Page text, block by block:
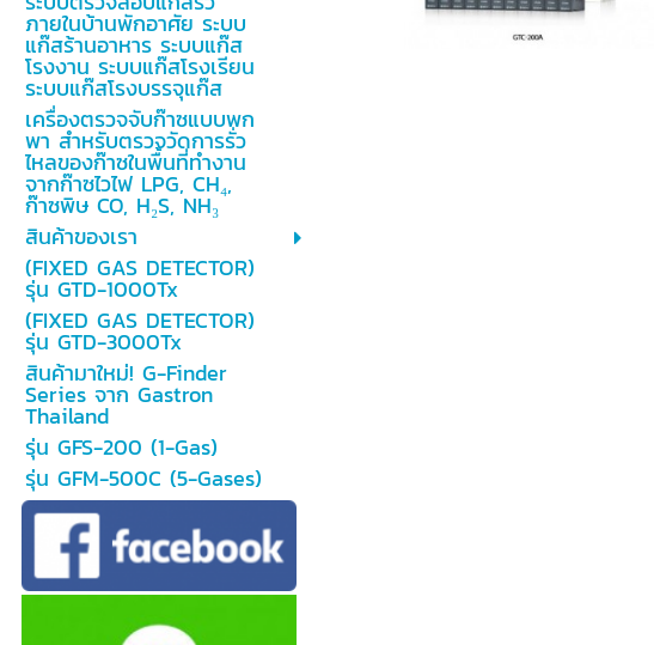
ภายในบ้านพักอาศัย ระบบ
แก๊สร้านอาหาร ระบบแก๊ส
โรงงาน ระบบแก๊สโรงเรียน
ระบบแก๊สโรงบรรจุแก๊ส
เครื่องตรวจจับก๊าซแบบพก
พา สำหรับตรวจวัดการรั่ว
ไหลของก๊าซในพื้นที่ทำงาน
จากก๊าซไวไฟ LPG, CH₄,
ก๊าซพิษ CO, H₂S, NH₃
สินค้าของเรา
(FIXED GAS DETECTOR)
รุ่น GTD-1000Tx
(FIXED GAS DETECTOR)
รุ่น GTD-3000Tx
สินค้ามาใหม่! G-Finder
Series จาก Gastron
Thailand
รุ่น GFS-200 (1-Gas)
รุ่น GFM-500C (5-Gases)